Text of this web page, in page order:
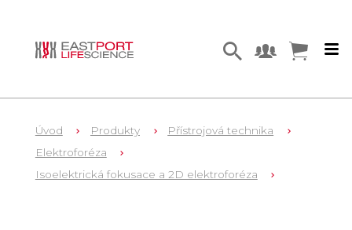
Úvod Produkty
Přístrojová technika
Elektroforéza
Isoelektrická fokusace a 2D elektroforéza